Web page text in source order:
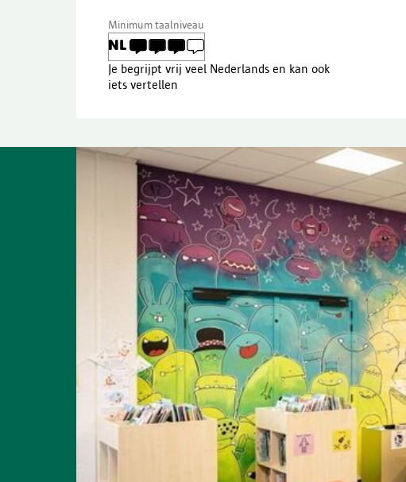
Minimum taalniveau
Je begrijpt vrij veel Nederlands en kan ook
iets vertellen